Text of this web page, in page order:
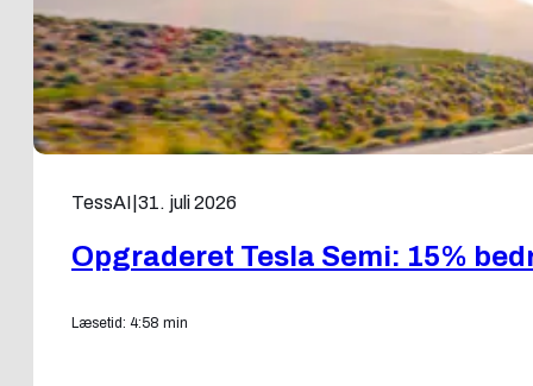
TessAI 31. juli 2026
Opgraderet Tesla Semi: 15%
Læsetid: 4:58 min